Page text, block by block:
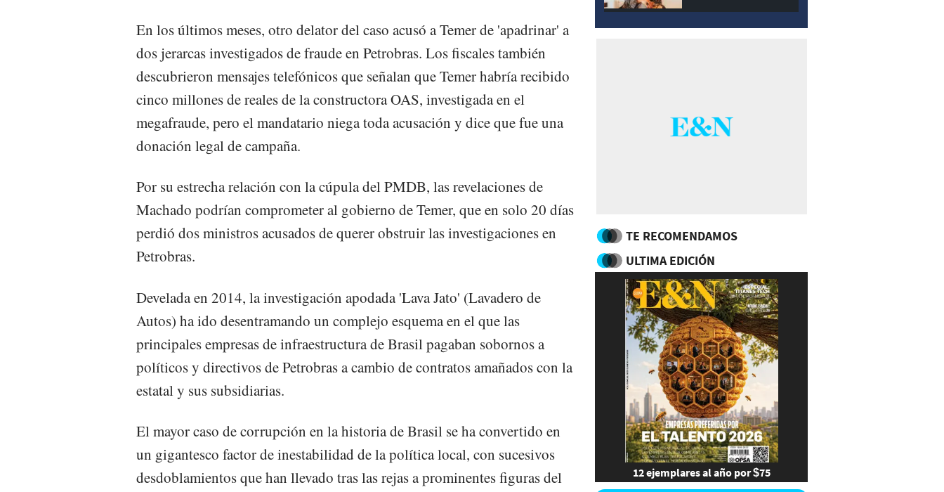
En los últimos meses, otro delator del caso acusó a Temer de 'apadrinar' a
dos jerarcas investigados de fraude en Petrobras. Los fiscales también
descubrieron mensajes telefónicos que señalan que Temer habría recibido
cinco millones de reales de la constructora OAS, investigada en el
megafraude, pero el mandatario niega toda acusación y dice que fue una
donación legal de campaña.
Por su estrecha relación con la cúpula del PMDB, las revelaciones de
Machado podrían comprometer al gobierno de Temer, que en solo 20 días
perdió dos ministros acusados de querer obstruir las investigaciones en
Petrobras.
Develada en 2014, la investigación apodada 'Lava Jato' (Lavadero de
Autos) ha ido desentramando un complejo esquema en el que las
principales empresas de infraestructura de Brasil pagaban sobornos a
políticos y directivos de Petrobras a cambio de contratos amañados con la
estatal y sus subsidiarias.
El mayor caso de corrupción en la historia de Brasil se ha convertido en
un gigantesco factor de inestabilidad de la política local, con sucesivos
desdoblamientos que han llevado tras las rejas a prominentes figuras del
TE RECOMENDAMOS
ULTIMA EDICIÓN
12 ejemplares al año por $75